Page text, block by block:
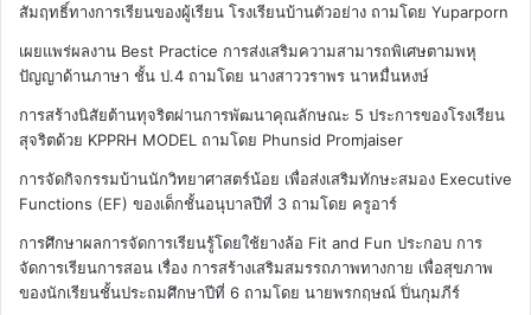
สัมฤทธิ์ทางการเรียนของผู้เรียน โรงเรียนบ้านตัวอย่าง ถามโดย Yuparporn
เผยแพร่ผลงาน Best Practice การส่งเสริมความสามารถพิเศษตามพหุ
ปัญญาด้านภาษา ชั้น ป.4 ถามโดย นางสาววราพร นาหมื่นหงษ์
การสร้างนิสัยต้านทุจริตผ่านการพัฒนาคุณลักษณะ 5 ประการของโรงเรียน
สุจริตด้วย KPPRH MODEL ถามโดย Phunsid Promjaiser
การจัดกิจกรรมบ้านนักวิทยาศาสตร์น้อย เพื่อส่งเสริมทักษะสมอง Executive
Functions (EF) ของเด็กชั้นอนุบาลปีที่ 3 ถามโดย ครูอาร์
การศึกษาผลการจัดการเรียนรู้โดยใช้ยางล้อ Fit and Fun ประกอบ การ
จัดการเรียนการสอน เรื่อง การสร้างเสริมสมรรถภาพทางกาย เพื่อสุขภาพ
ของนักเรียนชั้นประถมศึกษาปีที่ 6 ถามโดย นายพรกฤษณ์ ปิ่นกุมภีร์